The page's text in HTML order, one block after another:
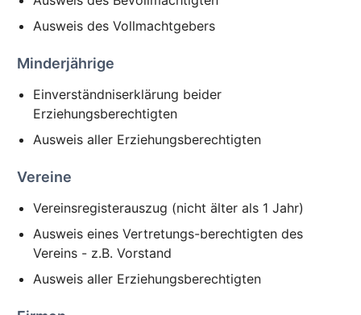
Ausweis des Vollmachtgebers
Minderjährige
Einverständniserklärung beider
Erziehungsberechtigten
Ausweis aller Erziehungsberechtigten
Vereine
Vereinsregisterauszug (nicht älter als 1 Jahr)
Ausweis eines Vertretungs-berechtigten des
Vereins - z.B. Vorstand
Ausweis aller Erziehungsberechtigten